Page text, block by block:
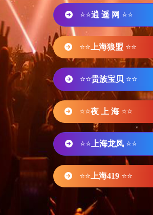
⭐⭐逍 遥 网 ⭐⭐
⭐⭐ 上海狼盟 ⭐⭐
⭐⭐贵族宝贝 ⭐⭐
⭐⭐夜 上 海 ⭐⭐
⭐⭐ 上海龙凤 ⭐⭐
⭐⭐ 上海419 ⭐⭐